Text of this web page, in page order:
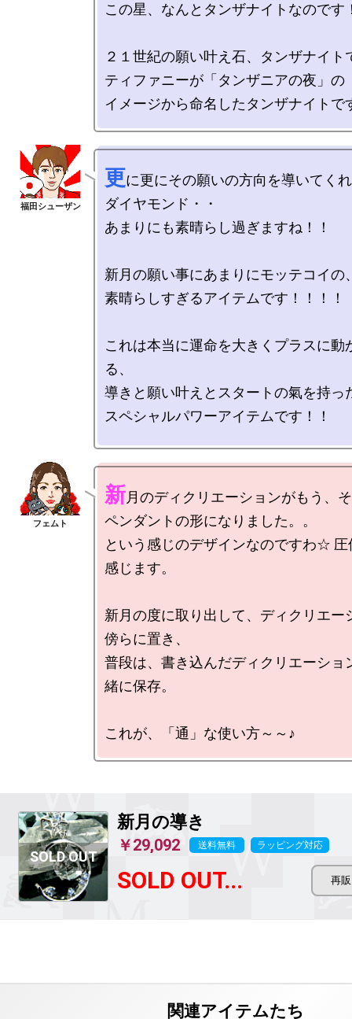
この星、なんとタンザナイトなのです
２１世紀の願い叶え石、タンザナイト
ティファニーが「タンザニアの夜」の
更に更にその願いの方向を導いてく
ダイヤモンド・・
あまりにも素晴らし過ぎますね！！
新月の願い事にあまりにモッテコイの
素晴らしすぎるアイテムです！！！！
これは本当に運命を大きくプラスに動
る、
導きと願い叶えとスタートの氣を持っ
スペシャルパワーアイテムです！！
新月のディクリエーションがもう、
ペンダントの形になりました。。
という感じのデザインなのですわ☆ 圧
感じます。
新月の度に取り出して、ディクリエー
傍らに置き、
普段は、書き込んだディクリエーショ
緒に保存。
新月の導き
￥29,092 送料無料 ラッピング対応
SOLD OUT...